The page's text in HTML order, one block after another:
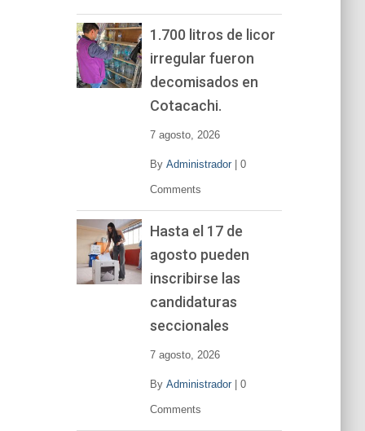
1.700 litros de licor
irregular fueron
decomisados en
Cotacachi.
7 agosto, 2026
By Administrador| 0
Comments
Hasta el 17 de
agosto pueden
inscribirse las
candidaturas
seccionales
7 agosto, 2026
By Administrador| 0
Comments